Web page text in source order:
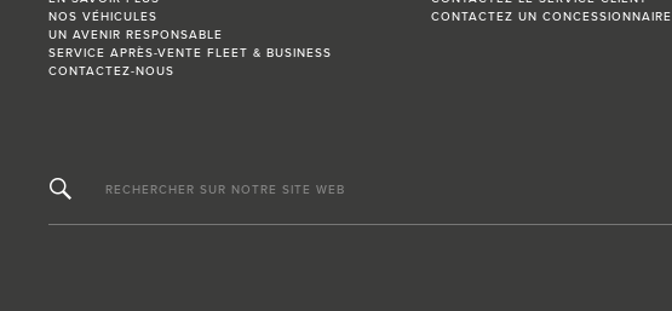
NOS VÉHICULES
UN AVENIR RESPONSABLE
SERVICE APRÈS-VENTE FLEET & BUSINESS
CONTACTEZ-NOUS
CONTACTEZ UN CONCESSIONNAIRE
RECHERCHER SUR NOTRE SITE WEB